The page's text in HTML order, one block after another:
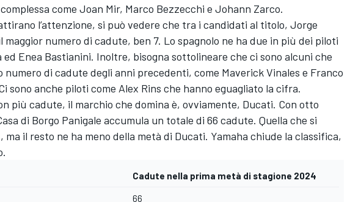
come Joan Mir, Marco Bezzecchi e Johann Zarco.
l’attenzione, si può vedere che tra i candidati al titolo, Jorge
maggior numero di cadute, ben 7. Lo spagnolo ne ha due in più dei piloti
ed Enea Bastianini. Inoltre, bisogna sottolineare che ci sono alcuni che
numero di cadute degli anni precedenti, come Maverick Vinales e Franco
sono anche piloti come Alex Rins che hanno eguagliato la cifra.
più cadute, il marchio che domina è, ovviamente, Ducati. Con otto
di Borgo Panigale accumula un totale di 66 cadute. Quella che si
ma il resto ne ha meno della metà di Ducati. Yamaha chiude la classifica,
Cadute nella prima metà di stagione 2024
66